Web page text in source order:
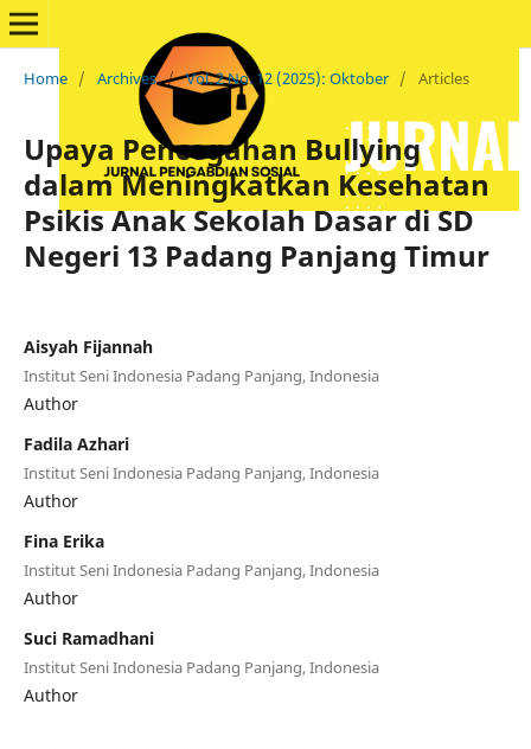
Home / Archives / Vol. 2 No. 12 (2025): Oktober / Articles
Upaya Pencegahan Bullying
dalam Meningkatkan Kesehatan
Psikis Anak Sekolah Dasar di SD
Negeri 13 Padang Panjang Timur
Aisyah Fijannah
Institut Seni Indonesia Padang Panjang, Indonesia
Author
Fadila Azhari
Institut Seni Indonesia Padang Panjang, Indonesia
Author
Fina Erika
Institut Seni Indonesia Padang Panjang, Indonesia
Author
Suci Ramadhani
Institut Seni Indonesia Padang Panjang, Indonesia
Author